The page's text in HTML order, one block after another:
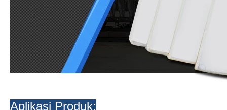
Aplikasi Produk: